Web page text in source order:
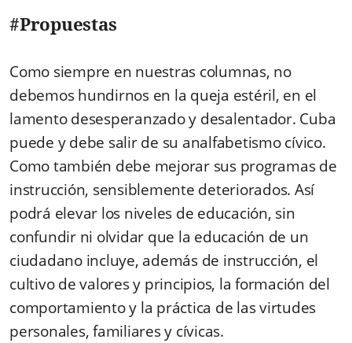
#Propuestas
Como siempre en nuestras columnas, no
debemos hundirnos en la queja estéril, en el
lamento desesperanzado y desalentador. Cuba
puede y debe salir de su analfabetismo cívico.
Como también debe mejorar sus programas de
instrucción, sensiblemente deteriorados. Así
podrá elevar los niveles de educación, sin
confundir ni olvidar que la educación de un
ciudadano incluye, además de instrucción, el
cultivo de valores y principios, la formación del
comportamiento y la práctica de las virtudes
personales, familiares y cívicas.